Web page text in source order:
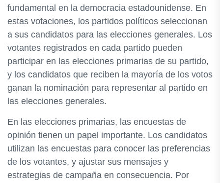
fundamental en la democracia estadounidense. En
estas votaciones, los partidos políticos seleccionan
a sus candidatos para las elecciones generales. Los
votantes registrados en cada partido pueden
participar en las elecciones primarias de su partido,
y los candidatos que reciben la mayoría de los votos
ganan la nominación para representar al partido en
las elecciones generales.
En las elecciones primarias, las encuestas de
opinión tienen un papel importante. Los candidatos
utilizan las encuestas para conocer las preferencias
de los votantes, y ajustar sus mensajes y
estrategias de campaña en consecuencia. Por